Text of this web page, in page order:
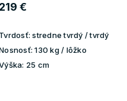
219 €
Tvrdosť: stredne tvrdý / tvrdý
130 kg / lôžko
25 cm